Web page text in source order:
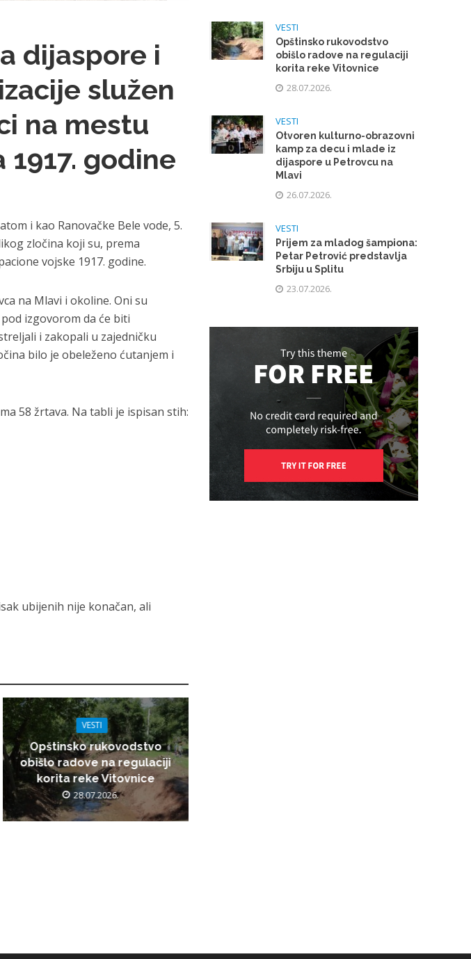
dijaspore i
služen
na mestu
godine
i kao Ranovačke Bele vode, 5.
zločina koji su, prema
vojske 1917. godine.
na Mlavi i okoline. Oni su
izgovorom da će biti
i zakopali u zajedničku
bilo je obeleženo ćutanjem i
58 žrtava. Na tabli je ispisan stih:
ubijenih nije konačan, ali
VESTI
Opštinsko rukovodstvo
obišlo radove na regulaciji
korita reke Vitovnice
28.07.2026.
VESTI
Opštinsko rukovodstvo
obišlo radove na regulaciji
korita reke Vitovnice
28.07.2026.
VESTI
Otvoren kulturno-obrazovni
kamp za decu i mlade iz
dijaspore u Petrovcu na
Mlavi
26.07.2026.
VESTI
Prijem za mladog šampiona:
Petar Petrović predstavlja
Srbiju u Splitu
23.07.2026.